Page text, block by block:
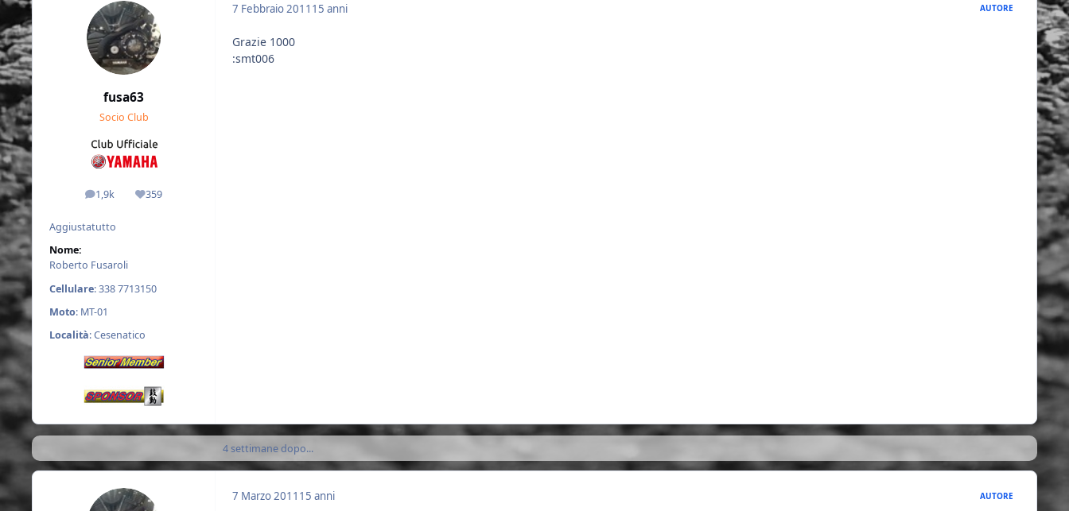
fusa63
Socio Club
1,9k
messaggi359
Reputazione
Aggiustatutto
Nome:
Roberto Fusaroli
Cellulare: 338 7713150
Moto: MT-01
Località: Cesenatico
7 Febbraio 2011 15 anni AUTORE
Grazie 1000
:smt006
4 settimane dopo...
7 Marzo 2011 15 anni AUTORE